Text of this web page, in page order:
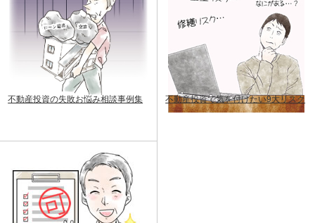
不動産投資の失敗お悩み相談事例集 不動産投資で気を付けたい9大リスク